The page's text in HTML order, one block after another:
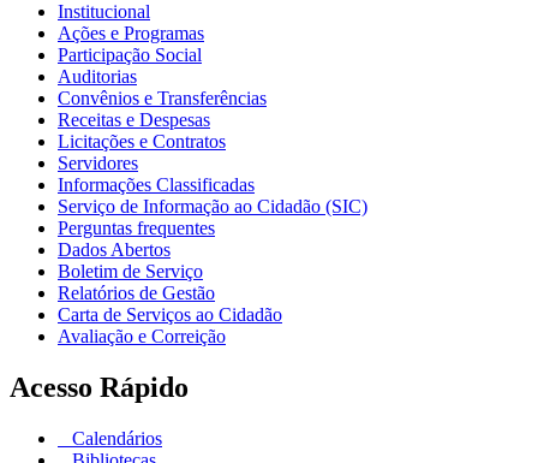
Institucional
Ações e Programas
Participação Social
Auditorias
Convênios e Transferências
Receitas e Despesas
Licitações e Contratos
Servidores
Informações Classificadas
Serviço de Informação ao Cidadão (SIC)
Perguntas frequentes
Dados Abertos
Boletim de Serviço
Relatórios de Gestão
Carta de Serviços ao Cidadão
Avaliação e Correição
Acesso Rápido
Calendários